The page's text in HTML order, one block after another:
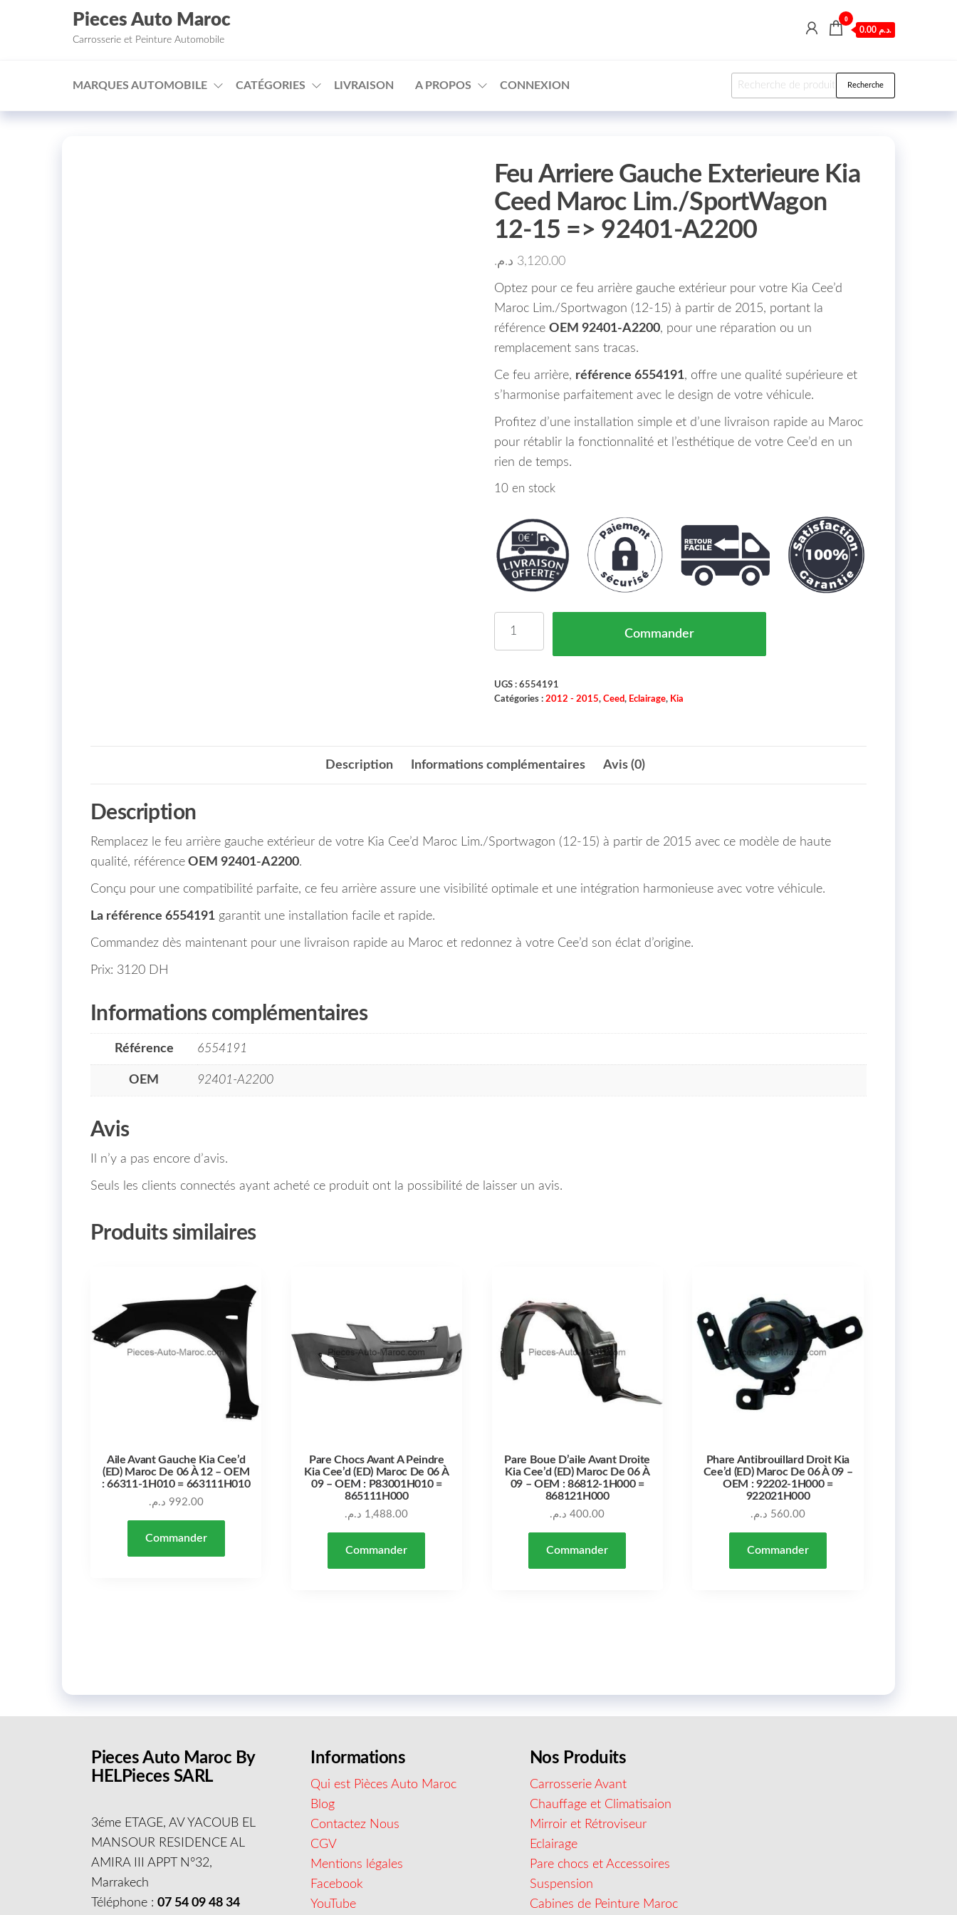
□
Aller au contenu
Pieces Auto Maroc
Carrosserie et Peinture Automobile
0
0.00 د.م.
MARQUES AUTOMOBILE CATÉGORIES LIVRAISON A PROPOS CONNEXION Recherche pour : Recherche
Feu Arriere Gauche Exterieure Kia
Ceed Maroc Lim./SportWagon
12-15 => 92401-A2200
3,120.00 د.م.
Optez pour ce feu arrière gauche extérieur pour votre Kia Cee’d
Maroc Lim./Sportwagon (12-15) à partir de 2015, portant la
référence OEM 92401-A2200, pour une réparation ou un
remplacement sans tracas.
Ce feu arrière, référence 6554191, offre une qualité supérieure et
s’harmonise parfaitement avec le design de votre véhicule.
Profitez d’une installation simple et d’une livraison rapide au Maroc
pour rétablir la fonctionnalité et l’esthétique de votre Cee’d en un
rien de temps.
10 en stock
Commander
UGS : 6554191
Catégories : 2012 - 2015, Ceed, Eclairage, Kia
Description Informations complémentaires Avis (0)
Description
Remplacez le feu arrière gauche extérieur de votre Kia Cee’d Maroc Lim./Sportwagon (12-15) à partir de 2015 avec ce modèle de haute
qualité, référence OEM 92401-A2200.
Conçu pour une compatibilité parfaite, ce feu arrière assure une visibilité optimale et une intégration harmonieuse avec votre véhicule.
La référence 6554191 garantit une installation facile et rapide.
Commandez dès maintenant pour une livraison rapide au Maroc et redonnez à votre Cee’d son éclat d’origine.
Prix: 3120 DH
Informations complémentaires
Référence 6554191
OEM 92401-A2200
Avis
Il n’y a pas encore d’avis.
Seuls les clients connectés ayant acheté ce produit ont la possibilité de laisser un avis.
Produits similaires
Aile Avant Gauche Kia Cee’d
(ED) Maroc De 06 À 12 – OEM
: 66311-1H010 = 663111H010
992.00 د.م.
Commander
Pare Chocs Avant A Peindre
Kia Cee’d (ED) Maroc De 06 À
09 – OEM : P83001H010 =
865111H000
1,488.00 د.م.
Commander
Pare Boue D’aile Avant Droite
Kia Cee’d (ED) Maroc De 06 À
09 – OEM : 86812-1H000 =
868121H000
400.00 د.م.
Commander
Phare Antibrouillard Droit Kia
Cee’d (ED) Maroc De 06 À 09 –
OEM : 92202-1H000 =
922021H000
560.00 د.م.
Commander
Pieces Auto Maroc By
HELPieces SARL
3éme ETAGE, AV YACOUB EL
MANSOUR RESIDENCE AL
AMIRA III APPT N°32,
Marrakech
Téléphone :07 54 09 48 34
Informations
Qui est Pièces Auto Maroc
Blog
Contactez Nous
CGV
Mentions légales
Facebook
YouTube
Nos Produits
Carrosserie Avant
Chauffage et Climatisaion
Mirroir et Rétroviseur
Eclairage
Pare chocs et Accessoires
Suspension
Cabines de Peinture Maroc